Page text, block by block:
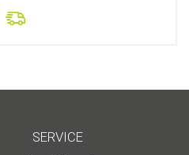
SERVICE